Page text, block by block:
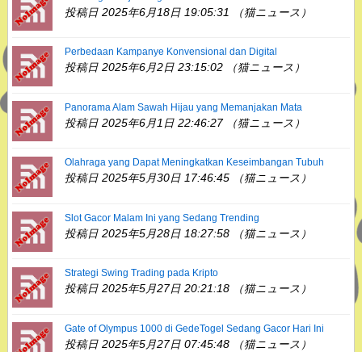
投稿日 2025年6月18日 19:05:31 （猫ニュース）
Perbedaan Kampanye Konvensional dan Digital
投稿日 2025年6月2日 23:15:02 （猫ニュース）
Panorama Alam Sawah Hijau yang Memanjakan Mata
投稿日 2025年6月1日 22:46:27 （猫ニュース）
Olahraga yang Dapat Meningkatkan Keseimbangan Tubuh
投稿日 2025年5月30日 17:46:45 （猫ニュース）
Slot Gacor Malam Ini yang Sedang Trending
投稿日 2025年5月28日 18:27:58 （猫ニュース）
Strategi Swing Trading pada Kripto
投稿日 2025年5月27日 20:21:18 （猫ニュース）
Gate of Olympus 1000 di GedeTogel Sedang Gacor Hari Ini
投稿日 2025年5月27日 07:45:48 （猫ニュース）